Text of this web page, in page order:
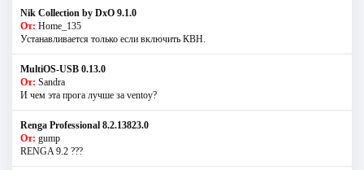
Nik Collection by DxO 9.1.0
От: Home_135
Устанавливается только если включить КВН.
MultiOS-USB 0.13.0
От: Sandra
И чем эта прога лучше за ventoy?
Renga Professional 8.2.13823.0
От: gump
RENGA 9.2 ???